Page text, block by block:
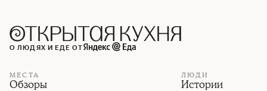
О ЛЮДЯХ И ЕДЕ ОТ
МЕСТА
Обзоры
ЛЮДИ
Истории